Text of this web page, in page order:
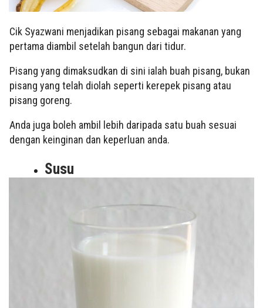
Cik Syazwani menjadikan pisang sebagai makanan yang
pertama diambil setelah bangun dari tidur.
Pisang yang dimaksudkan di sini ialah buah pisang, bukan
pisang yang telah diolah seperti kerepek pisang atau
pisang goreng.
Anda juga boleh ambil lebih daripada satu buah sesuai
dengan keinginan dan keperluan anda.
Susu